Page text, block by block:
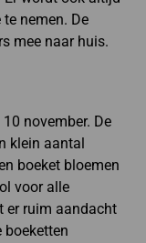
nemen. De
mee naar huis.
november. De
klein aantal
boeket bloemen
voor alle
er ruim aandacht
boeketten